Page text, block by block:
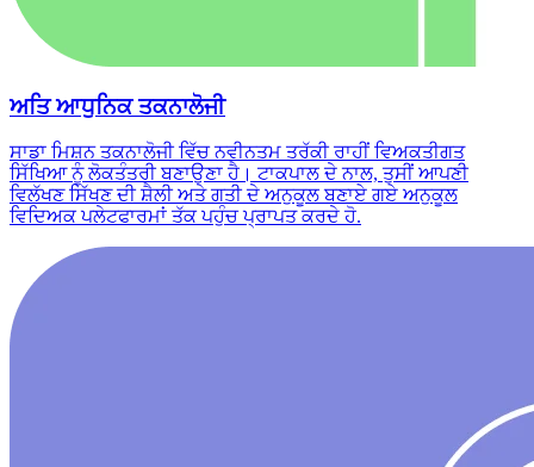
ਅਤਿ ਆਧੁਨਿਕ ਤਕਨਾਲੋਜੀ
ਸਾਡਾ ਮਿਸ਼ਨ ਤਕਨਾਲੋਜੀ ਵਿੱਚ ਨਵੀਨਤਮ ਤਰੱਕੀ ਰਾਹੀਂ ਵਿਅਕਤੀਗਤ
ਸਿੱਖਿਆ ਨੂੰ ਲੋਕਤੰਤਰੀ ਬਣਾਉਣਾ ਹੈ। ਟਾਕਪਾਲ ਦੇ ਨਾਲ, ਤੁਸੀਂ ਆਪਣੀ
ਵਿਲੱਖਣ ਸਿੱਖਣ ਦੀ ਸ਼ੈਲੀ ਅਤੇ ਗਤੀ ਦੇ ਅਨੁਕੂਲ ਬਣਾਏ ਗਏ ਅਨੁਕੂਲ
ਵਿਦਿਅਕ ਪਲੇਟਫਾਰਮਾਂ ਤੱਕ ਪਹੁੰਚ ਪ੍ਰਾਪਤ ਕਰਦੇ ਹੋ.